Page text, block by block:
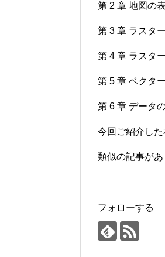
第 2 章 地図の
第 3 章 ラスタ
第 4 章 ラスタ
第 5 章 ベクタ
第 6 章 データ
今回ご紹介し
類似の記事が
フォローする